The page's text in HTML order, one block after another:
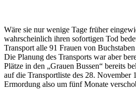
Wäre sie nur wenige Tage früher
wahrscheinlich ihren sofortigen Tod
Transport alle 91 Frauen von
Die Planung des Transports war aber
Plätze in den „Grauen Bussen“ bereits
auf die Transportliste des 28. November
Ermordung also um fünf Monate